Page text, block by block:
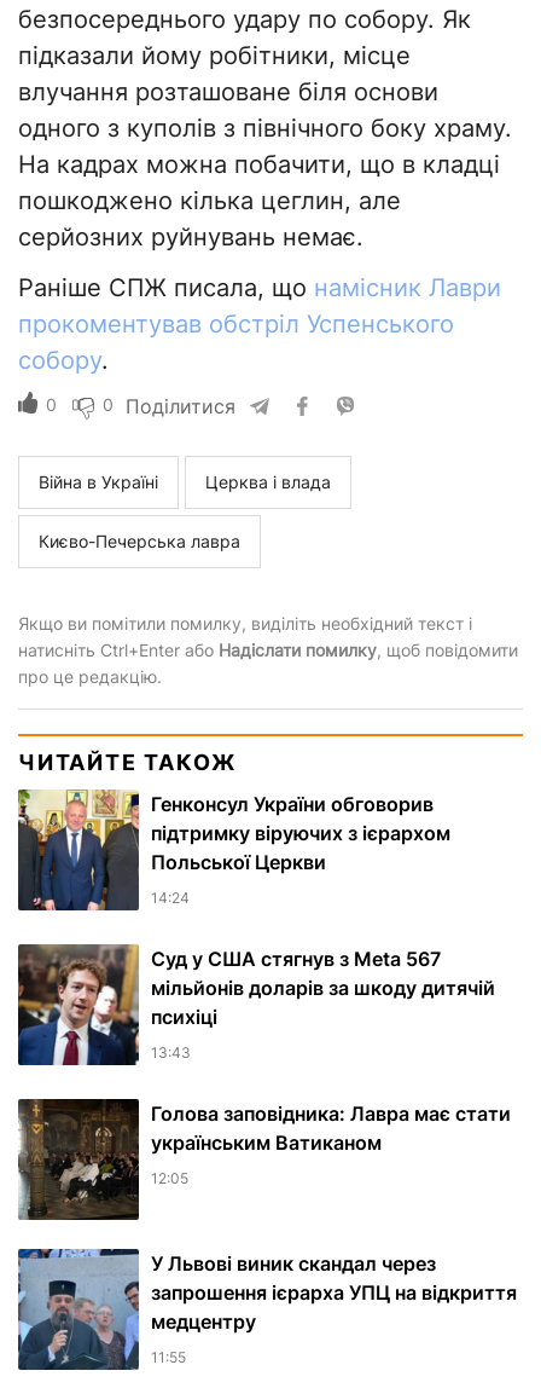
безпосереднього удару по собору. Як
підказали йому робітники, місце
влучання розташоване біля основи
одного з куполів з північного боку храму.
На кадрах можна побачити, що в кладці
пошкоджено кілька цеглин, але
серйозних руйнувань немає.
Раніше СПЖ писала, що намісник Лаври
прокоментував обстріл Успенського
собору.
0 0 Поділитися
Війна в Україні Церква і влада
Києво-Печерська лавра
Якщо ви помітили помилку, виділіть необхідний текст і
натисніть Ctrl+Enter або Надіслати помилку, щоб повідомити
про це редакцію.
ЧИТАЙТЕ ТАКОЖ
Генконсул України обговорив
підтримку віруючих з ієрархом
Польської Церкви
14:24
Суд у США стягнув з Meta 567
мільйонів доларів за шкоду дитячій
психіці
13:43
Голова заповідника: Лавра має стати
українським Ватиканом
12:05
У Львові виник скандал через
запрошення ієрарха УПЦ на відкриття
медцентру
11:55